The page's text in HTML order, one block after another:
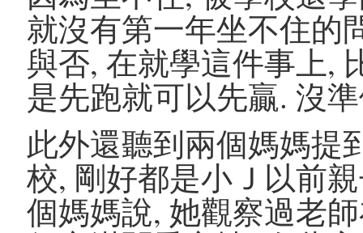
就沒有第一年坐不住的
與否, 在就學這件事上,
是先跑就可以先贏. 沒
此外還聽到兩個媽媽提
校, 剛好都是小Ｊ以前
個媽媽說, 她觀察過老